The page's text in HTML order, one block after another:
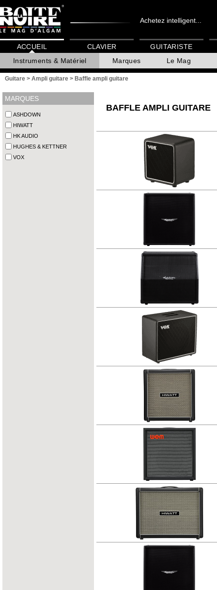
Achetez intelligent...
ACCUEIL
Instruments & Matériel
Marques Le Mag
CLAVIER GUITARISTE
Guitare > Ampli guitare > Baffle ampli guitare
MARQUES
ASHDOWN
HIWATT
HK AUDIO
HUGHES & KETTNER
VOX
BAFFLE AMPLI GUITARE